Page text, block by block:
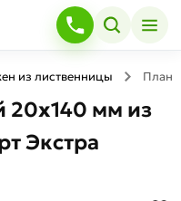
из лиственницы
мм из
Экстра